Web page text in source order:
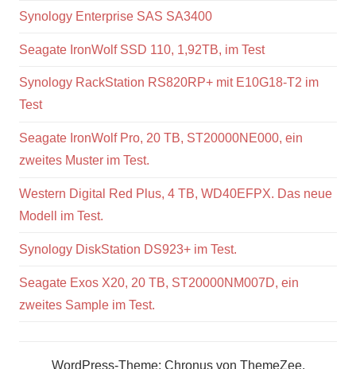
Synology Enterprise SAS SA3400
Seagate IronWolf SSD 110, 1,92TB, im Test
Synology RackStation RS820RP+ mit E10G18-T2 im
Test
Seagate IronWolf Pro, 20 TB, ST20000NE000, ein
zweites Muster im Test.
Western Digital Red Plus, 4 TB, WD40EFPX. Das neue
Modell im Test.
Synology DiskStation DS923+ im Test.
Seagate Exos X20, 20 TB, ST20000NM007D, ein
zweites Sample im Test.
WordPress-Theme: Chronus von ThemeZee.